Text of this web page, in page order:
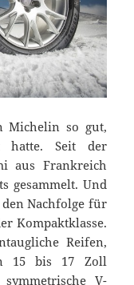
Michelin so gut,
hatte. Seit der
aus Frankreich
gesammelt. Und
Nachfolge für
Kompaktklasse.
Reifen,
15 bis 17 Zoll
V-